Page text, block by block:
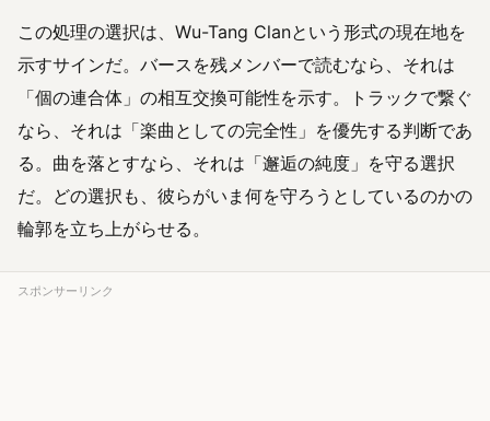
この処理の選択は、Wu-Tang Clanという形式の現在地を
示すサインだ。バースを残メンバーで読むなら、それは
「個の連合体」の相互交換可能性を示す。トラックで繋ぐ
なら、それは「楽曲としての完全性」を優先する判断であ
る。曲を落とすなら、それは「邂逅の純度」を守る選択
だ。どの選択も、彼らがいま何を守ろうとしているのかの
輪郭を立ち上がらせる。
スポンサーリンク